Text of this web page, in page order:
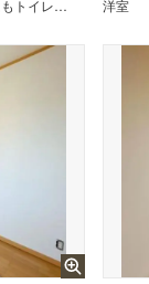
【リフォーム中/トイレ】2階にもトイレがあります。新品に交換いたします。 洋室